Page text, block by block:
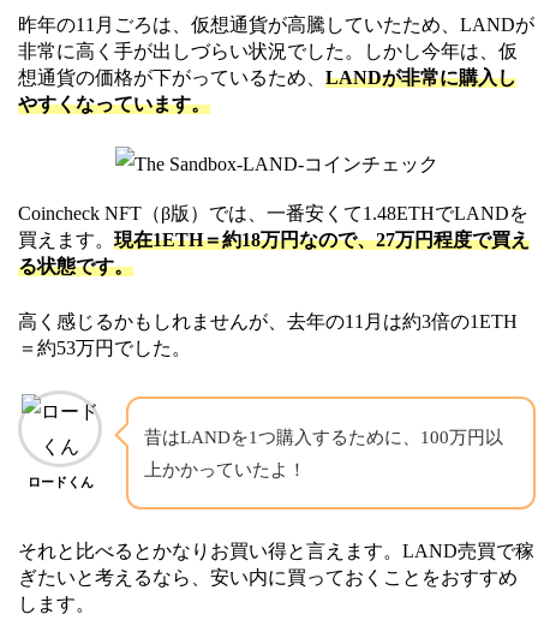
昨年の11月ごろは、仮想通貨が高騰していたため、LANDが
非常に高く手が出しづらい状況でした。しかし今年は、仮
想通貨の価格が下がっているため、 LANDが非常に購入し
やすくなっています。
Coincheck NFT（β版）では、一番安くて1.48ETHでLANDを
買えます。 現在1ETH＝約18万円なので、27万円程度で買え
る状態です。
高く感じるかもしれませんが、去年の11月は約3倍の1ETH
＝約53万円でした。
ロードくん
昔はLANDを1つ購入するために、100万円以
上かかっていたよ！
それと比べるとかなりお買い得と言えます。LAND売買で稼
ぎたいと考えるなら、安い内に買っておくことをおすすめ
します。